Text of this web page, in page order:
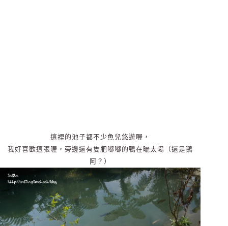
這裡的池子都不少魚兒悠遊喔，
我好喜歡這張喔，旁邊還有隻肥嘟嘟的鴨在曬太陽（還是鵝
阿？）